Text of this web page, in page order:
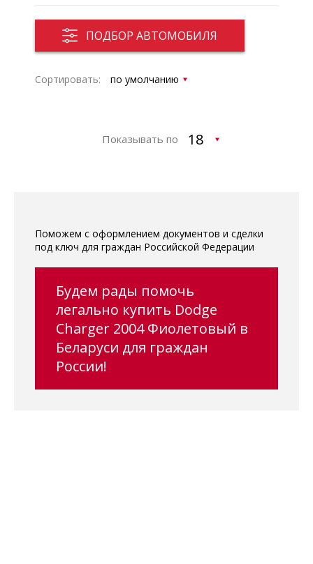
ПОДБОР АВТОМОБИЛЯ
Сортировать:
Показывать по
Поможем с оформлением документов и сделки
под ключ для граждан Российской Федерации
Будем рады помочь
легально купить Dodge
Charger 2004 Фиолетовый в
Беларуси для граждан
России!